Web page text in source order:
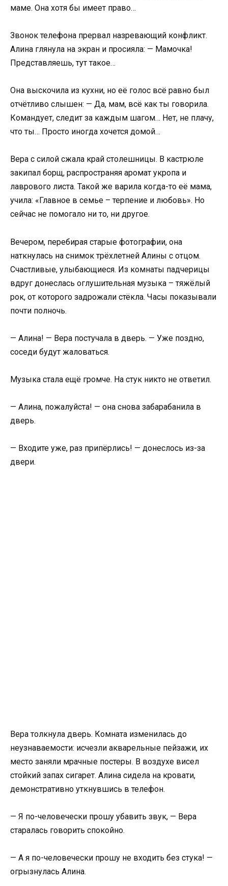
маме. Она хотя бы имеет право…
Звонок телефона прервал назревающий конфликт.
Алина глянула на экран и просияла: — Мамочка!
Представляешь, тут такое…
Она выскочила из кухни, но её голос всё равно был
отчётливо слышен: — Да, мам, всё как ты говорила.
Командует, следит за каждым шагом… Нет, не плачу,
что ты… Просто иногда хочется домой…
Вера с силой сжала край столешницы. В кастрюле
закипал борщ, распространяя аромат укропа и
лаврового листа. Такой же варила когда-то её мама,
учила: «Главное в семье – терпение и любовь». Но
сейчас не помогало ни то, ни другое.
Вечером, перебирая старые фотографии, она
наткнулась на снимок трёхлетней Алины с отцом.
Счастливые, улыбающиеся. Из комнаты падчерицы
вдруг донеслась оглушительная музыка – тяжёлый
рок, от которого задрожали стёкла. Часы показывали
почти полночь.
— Алина! — Вера постучала в дверь. — Уже поздно,
соседи будут жаловаться.
Музыка стала ещё громче. На стук никто не ответил.
— Алина, пожалуйста! — она снова забарабанила в
дверь.
— Входите уже, раз припёрлись! — донеслось из-за
двери.
Вера толкнула дверь. Комната изменилась до
неузнаваемости: исчезли акварельные пейзажи, их
место заняли мрачные постеры. В воздухе висел
стойкий запах сигарет. Алина сидела на кровати,
демонстративно уткнувшись в телефон.
— Я по-человечески прошу убавить звук, — Вера
старалась говорить спокойно.
— А я по-человечески прошу не входить без стука! —
огрызнулась Алина.